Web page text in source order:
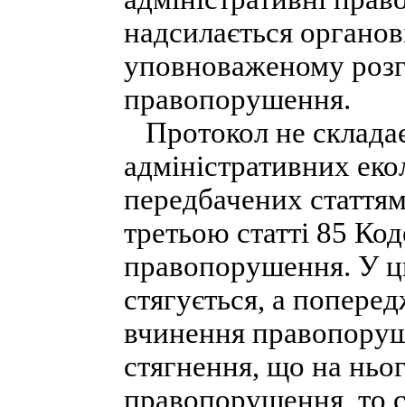
надсилається
уповноваженому
правопорушення.
Протокол не
адміністративних
передбачених
третьою статті 85
правопорушення. У
стягується, а
вчинення
стягнення, що на
правопорушення, то